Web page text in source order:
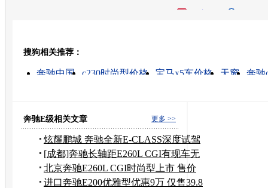
搜狗相关推荐：
奔驰中国 c230时尚型价格 宝马x5车价格 天窗
奔驰
更多 >>
奔驰E级相关文章
炫耀鹏城 奔驰全新E-CLASS深度试驾
体验
[成都]奔驰长轴距E260L CGI有现车无
优惠
北京奔驰E260L CGI时尚型上市 售价
56万
进口奔驰E200优雅型优惠9万 仅售39.8